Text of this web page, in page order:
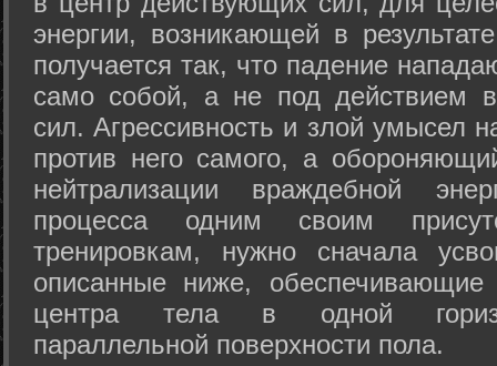
энергии, возникающей в
получается так, что падение
само собой, а не под действием
сил. Агрессивность и злой умысел
против него самого, а
нейтрализации враждебной
процесса одним своим
тренировкам, нужно сначала
описанные ниже, обеспечивающие
центра тела в одной
параллельной поверхности пола.